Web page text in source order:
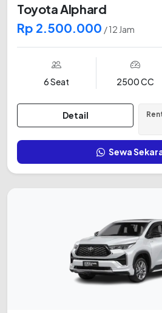
Toyota Alphard
Rp 2.500.000 / 12 Jam
6 Seat 2500 CC
Detail
Sewa